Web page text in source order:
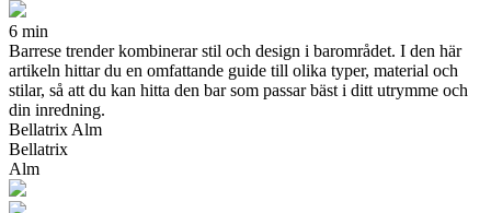
6 min
Barrese trender kombinerar stil och design i barområdet. I den här
artikeln hittar du en omfattande guide till olika typer, material och
stilar, så att du kan hitta den bar som passar bäst i ditt utrymme och
din inredning.
Bellatrix Alm
Bellatrix
Alm